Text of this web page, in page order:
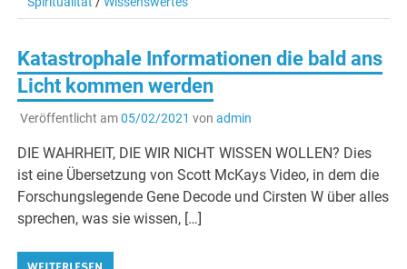
Katastrophale Informationen die bald ans
Licht kommen werden
Veröffentlicht am05/02/2021 von admin
DIE WAHRHEIT, DIE WIR NICHT WISSEN WOLLEN? Dies
ist eine Übersetzung von Scott McKays Video, in dem die
Forschungslegende Gene Decode und Cirsten W über alles
sprechen, was sie wissen, […]